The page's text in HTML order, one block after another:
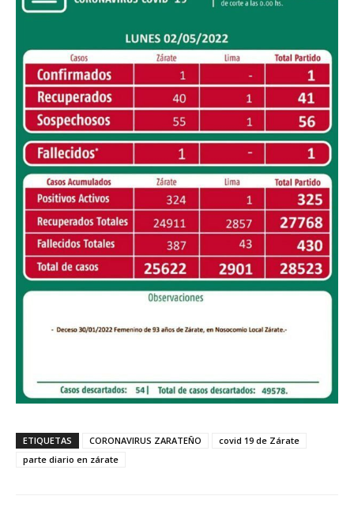
ETIQUETAS CORONAVIRUS ZARATEÑO
covid 19 de Zárate
parte diario en zárate